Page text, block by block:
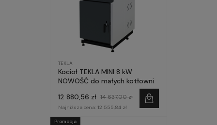
TEKLA
Kocioł TEKLA MINI 8 kW
NOWOŚĆ do małych kotłowni
12 880,56 zł 14 637,00 zł
Najniższa cena: 12 555,84 zł
Promocja